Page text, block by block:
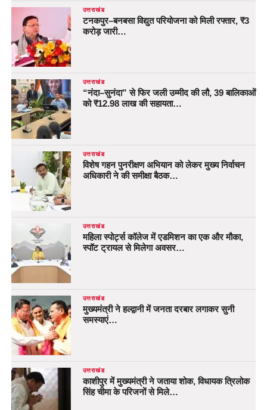
उत्तराखंड
टनकपुर–बनबसा विद्युत परियोजना को मिली रफ्तार, ₹3
करोड़ जारी…
उत्तराखंड
“नंदा–सुनंदा” से फिर जली उम्मीद की लौ, 39 बालिकाओं
को ₹12.98 लाख की सहायता…
उत्तराखंड
विशेष गहन पुनरीक्षण अभियान को लेकर मुख्य निर्वाचन
अधिकारी ने की समीक्षा बैठक…
उत्तराखंड
महिला स्पोर्ट्स कॉलेज में एडमिशन का एक और मौका,
स्पॉट ट्रायल से मिलेगा अवसर…
उत्तराखंड
मुख्यमंत्री ने हल्द्वानी में जनता दरबार लगाकर सुनी
समस्याएं…
उत्तराखंड
काशीपुर में मुख्यमंत्री ने जताया शोक, विधायक त्रिलोक
सिंह चीमा के परिजनों से मिले…